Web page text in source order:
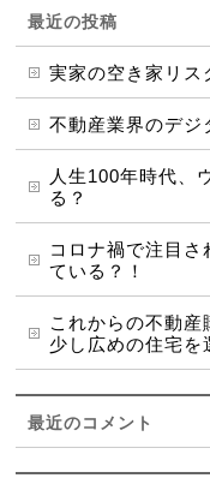
最近の投稿
実家の空き家リス
不動産業界のデジ
人生100年時代、
る？
コロナ禍で注目さ
ている？！
これからの不動産
少し広めの住宅を
最近のコメント